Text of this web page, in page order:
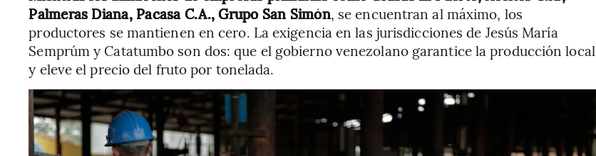
Palmeras Diana, Pacasa C.A., Grupo San Simón, se encuentran al máximo, los
productores se mantienen en cero. La exigencia en las jurisdicciones de Jesús María
Semprúm y Catatumbo son dos: que el gobierno venezolano garantice la producción local
y eleve el precio del fruto por tonelada.